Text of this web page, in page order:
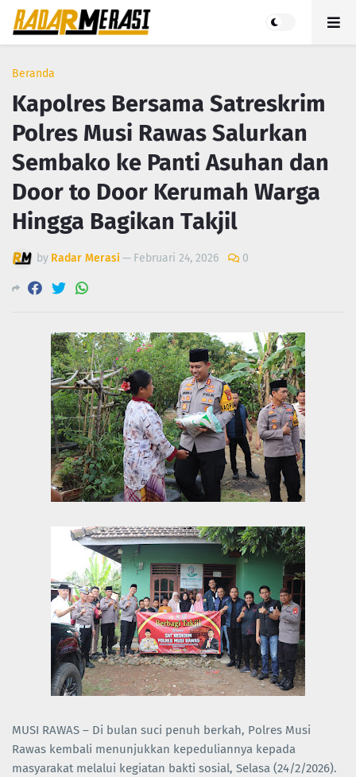
Beranda
Kapolres Bersama Satreskrim
Polres Musi Rawas Salurkan
Sembako ke Panti Asuhan dan
Door to Door Kerumah Warga
Hingga Bagikan Takjil
by Radar Merasi — Februari 24, 2026 0
MUSI RAWAS – Di bulan suci penuh berkah, Polres Musi
Rawas kembali menunjukkan kepeduliannya kepada
masyarakat melalui kegiatan bakti sosial, Selasa (24/2/2026).